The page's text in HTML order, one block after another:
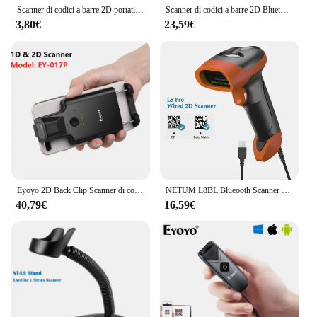
Scanner di codici a barre 2D portatile JRHC Scanner di codici QR USB cablato automatico 1D 2D e PDF417 lettore di codici a barre a matrice di dati Plug and Play
3,80€
Scanner di codici a barre 2D Bluetooth 2.4G Wireless 1D 2D QR Code Mini lettore tascabile portatile portatile IOS PC Android per il pagamento Mobile
23,59€
Eyoyo 2D Back Clip Scanner di codici a barre Bluetooth lettore di codici a barre portatile matrice di dati 1D 2D QR Scanner di codici a barre sistema Android IOS
40,79€
NETUM L8BL Blueooth Scanner di codici a barre 2D Wireless e lettore di codici a barre QR cablato L5 PDF417 rilevamento automatico per la scansione Pos
16,59€